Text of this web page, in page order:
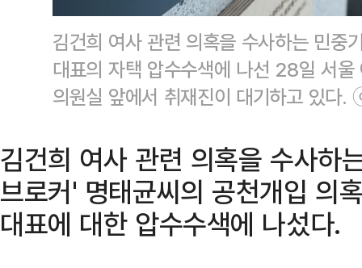
김건희 여사 관련 의혹을 수사하는 민중
대표의 자택 압수수색에 나선 28일 서
의원실 앞에서 취재진이 대기하고 있다
김건희 여사 관련 의혹을 수사하
브로커' 명태균씨의 공천개입 의
대표에 대한 압수수색에 나섰다.